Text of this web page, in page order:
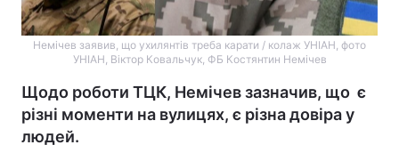
Немічев заявив, що ухилянтів треба карати / колаж УНІАН, фото
УНІАН, Віктор Ковальчук, ФБ Костянтин Немічев
Щодо роботи ТЦК, Немічев зазначив, що є
різні моменти на вулицях, є різна довіра у
людей.